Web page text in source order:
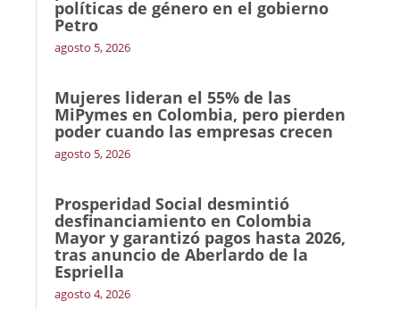
políticas de género en el gobierno
Petro
agosto 5, 2026
Mujeres lideran el 55% de las
MiPymes en Colombia, pero pierden
poder cuando las empresas crecen
agosto 5, 2026
Prosperidad Social desmintió
desfinanciamiento en Colombia
Mayor y garantizó pagos hasta 2026,
tras anuncio de Aberlardo de la
Espriella
agosto 4, 2026